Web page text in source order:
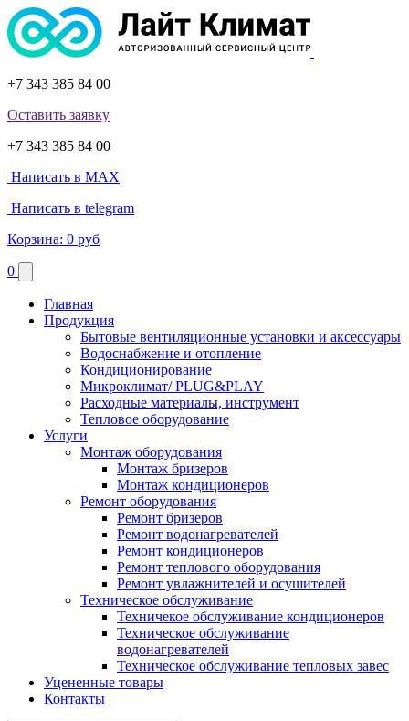
+7 343 385 84 00
Оставить заявку
+7 343 385 84 00
Написать в MAX
Написать в telegram
Корзина: 0 руб
0
Главная
Продукция
Бытовые вентиляционные установки и аксессуары
Водоснабжение и отопление
Кондиционирование
Микроклимат/ PLUG&PLAY
Расходные материалы, инструмент
Тепловое оборудование
Услуги
Монтаж оборудования
Монтаж бризеров
Монтаж кондиционеров
Ремонт оборудования
Ремонт бризеров
Ремонт водонагревателей
Ремонт кондиционеров
Ремонт теплового оборудования
Ремонт увлажнителей и осушителей
Техническое обслуживание
Техничекое обслуживание кондиционеров
Техническое обслуживание
водонагревателей
Техническое обслуживание тепловых завес
Уцененные товары
Контакты